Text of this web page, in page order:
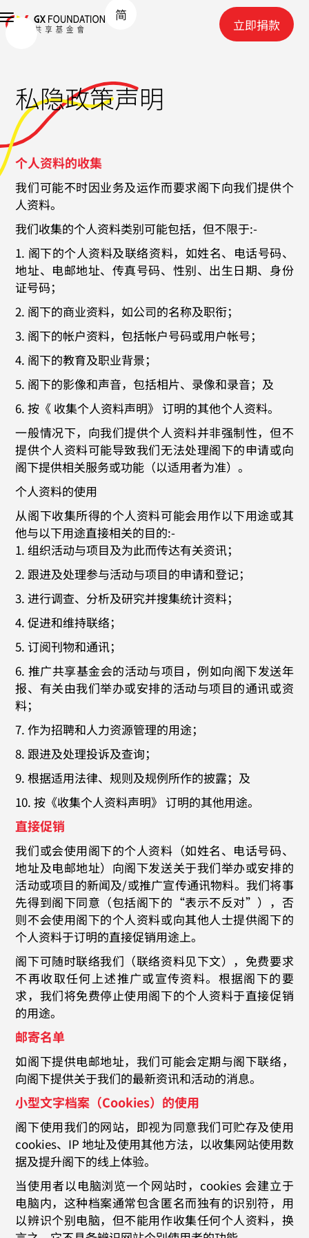
简
立即捐款
私隐政策声明
个人资料的收集
我们可能不时因业务及运作而要求阁下向我们提供个
人资料。
我们收集的个人资料类别可能包括，但不限于:-
1. 阁下的个人资料及联络资料，如姓名、电话号码、
地址、电邮地址、传真号码、性别、出生日期、身份
证号码；
2. 阁下的商业资料，如公司的名称及职衔；
3. 阁下的帐户资料，包括帐户号码或用户帐号；
4. 阁下的教育及职业背景；
5. 阁下的影像和声音，包括相片、录像和录音；及
6. 按《 收集个人资料声明》 订明的其他个人资料。
一般情况下，向我们提供个人资料并非强制性，但不
提供个人资料可能导致我们无法处理阁下的申请或向
阁下提供相关服务或功能（以适用者为准）。
个人资料的使用
从阁下收集所得的个人资料可能会用作以下用途或其
他与以下用途直接相关的目的:-
1. 组织活动与项目及为此而传达有关资讯；
2. 跟进及处理参与活动与项目的申请和登记；
3. 进行调查、分析及研究并搜集统计资料；
4. 促进和维持联络；
5. 订阅刊物和通讯；
6. 推广共享基金会的活动与项目，例如向阁下发送年
报、有关由我们举办或安排的活动与项目的通讯或资
料；
7. 作为招聘和人力资源管理的用途；
8. 跟进及处理投诉及查询；
9. 根据适用法律、规则及规例所作的披露；及
10. 按《收集个人资料声明》 订明的其他用途。
直接促销
我们或会使用阁下的个人资料（如姓名、电话号码、
地址及电邮地址）向阁下发送关于我们举办或安排的
活动或项目的新闻及/或推广宣传通讯物料。我们将事
先得到阁下同意（包括阁下的“表示不反对”），否
则不会使用阁下的个人资料或向其他人士提供阁下的
个人资料于订明的直接促销用途上。
阁下可随时联络我们（联络资料见下文），免费要求
不再收取任何上述推广或宣传资料。根据阁下的要
求，我们将免费停止使用阁下的个人资料于直接促销
的用途。
邮寄名单
如阁下提供电邮地址，我们可能会定期与阁下联络，
向阁下提供关于我们的最新资讯和活动的消息。
小型文字档案（Cookies）的使用
阁下使用我们的网站，即视为同意我们可贮存及使用
cookies、IP 地址及使用其他方法，以收集网站使用数
据及提升阁下的线上体验。
当使用者以电脑浏览一个网站时，cookies 会建立于
电脑内，这种档案通常包含匿名而独有的识别符，用
以辨识个别电脑，但不能用作收集任何个人资料，换